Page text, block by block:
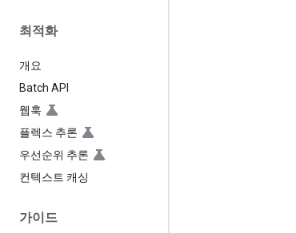
최적화
개요
Batch API
웹훅
플렉스 추론
우선순위 추론
컨텍스트 캐싱
가이드